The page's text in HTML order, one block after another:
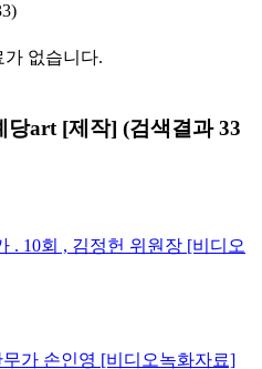
가 없습니다.
당art [제작] (검색결과 33
. 10회 , 김정헌 위원장 [비디오
무가 손인영 [비디오녹화자료]